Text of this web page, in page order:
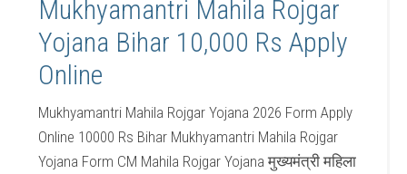
Mukhyamantri Mahila Rojgar
Yojana Bihar 10,000 Rs Apply
Online
Mukhyamantri Mahila Rojgar Yojana 2026 Form Apply
Online 10000 Rs Bihar Mukhyamantri Mahila Rojgar
Yojana Form CM Mahila Rojgar Yojana मुख्यमंत्री महिला